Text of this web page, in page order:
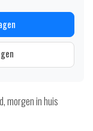
morgen in huis